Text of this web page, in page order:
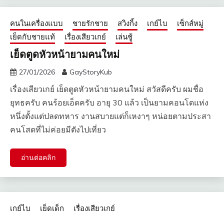
คนในเครื่องแบบ ชายรักชาย สวิงกิ้ง เกย์ไบ
เซ็กส์หมู่
เย็ดกับชายแท้
เรื่องเสียวเกย์ เล่นชู้
เย็ดตูดหัวหน้ายามคนใหม่
27/01/2026 GayStoryKub
เรื่องเสียวเกย์ เย็ดตูดหัวหน้ายามคนใหม่ สวัสดีครับ ผมชื่อ
ยุทธครับ คนร้อยเอ็ดครับ อายุ 30 แล้ว เป็นยามคอนโดแห่ง
หนึ่งตั้งแต่ปลดทหาร งานสบายแต่ก็เหงาๆ หน่อยตามประสา
คนโสดที่ไม่ค่อยมีตังไปเที่ยว
อ่านต่อคลิก
เกย์ไบ เย็ดเด็ก เรื่องเสียวเกย์